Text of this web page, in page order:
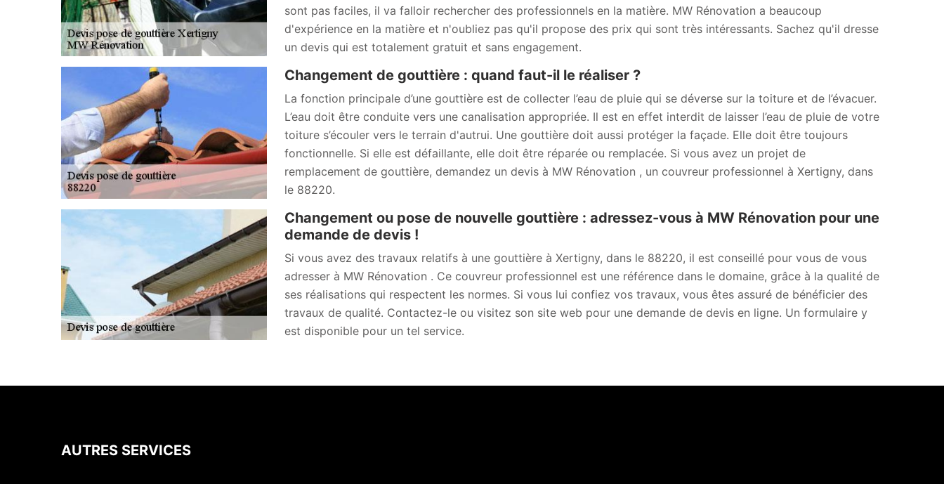
sont pas faciles, il va falloir rechercher des professionnels en la matière. MW Rénovation a beaucoup
d'expérience en la matière et n'oubliez pas qu'il propose des prix qui sont très intéressants. Sachez qu'il dresse
un devis qui est totalement gratuit et sans engagement.
Changement de gouttière : quand faut-il le réaliser ?
La fonction principale d’une gouttière est de collecter l’eau de pluie qui se déverse sur la toiture et de l’évacuer.
L’eau doit être conduite vers une canalisation appropriée. Il est en effet interdit de laisser l’eau de pluie de votre
toiture s’écouler vers le terrain d'autrui. Une gouttière doit aussi protéger la façade. Elle doit être toujours
fonctionnelle. Si elle est défaillante, elle doit être réparée ou remplacée. Si vous avez un projet de
remplacement de gouttière, demandez un devis à MW Rénovation , un couvreur professionnel à Xertigny, dans
le 88220.
Changement ou pose de nouvelle gouttière : adressez-vous à MW Rénovation pour une
demande de devis !
Si vous avez des travaux relatifs à une gouttière à Xertigny, dans le 88220, il est conseillé pour vous de vous
adresser à MW Rénovation . Ce couvreur professionnel est une référence dans le domaine, grâce à la qualité de
ses réalisations qui respectent les normes. Si vous lui confiez vos travaux, vous êtes assuré de bénéficier des
travaux de qualité. Contactez-le ou visitez son site web pour une demande de devis en ligne. Un formulaire y
est disponible pour un tel service.
AUTRES SERVICES